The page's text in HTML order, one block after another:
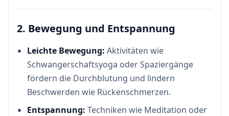
2. Bewegung und Entspannung
Leichte Bewegung: Aktivitäten wie
Schwangerschaftsyoga oder Spaziergänge
fördern die Durchblutung und lindern
Beschwerden wie Rückenschmerzen.
Entspannung: Techniken wie Meditation oder